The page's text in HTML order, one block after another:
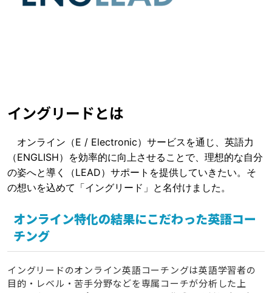
イングリードとは
オンライン（E / Electronic）サービスを通じ、英語力
（ENGLISH）を効率的に向上させることで、理想的な自分
の姿へと導く（LEAD）サポートを提供していきたい。そ
の想いを込めて「イングリード」と名付けました。
オンライン特化の結果にこだわった英語コー
チング
イングリードのオンライン英語コーチングは英語学習者の
目的・レベル・苦手分野などを専属コーチが分析した上